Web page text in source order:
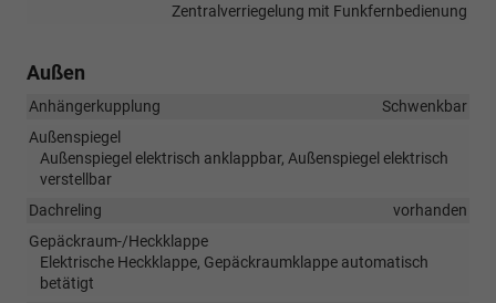
Zentralverriegelung mit Funkfernbedienung
Außen
Anhängerkupplung
Schwenkbar
Außenspiegel
Außenspiegel elektrisch anklappbar, Außenspiegel elektrisch
verstellbar
Dachreling
vorhanden
Gepäckraum-/Heckklappe
Elektrische Heckklappe, Gepäckraumklappe automatisch
betätigt